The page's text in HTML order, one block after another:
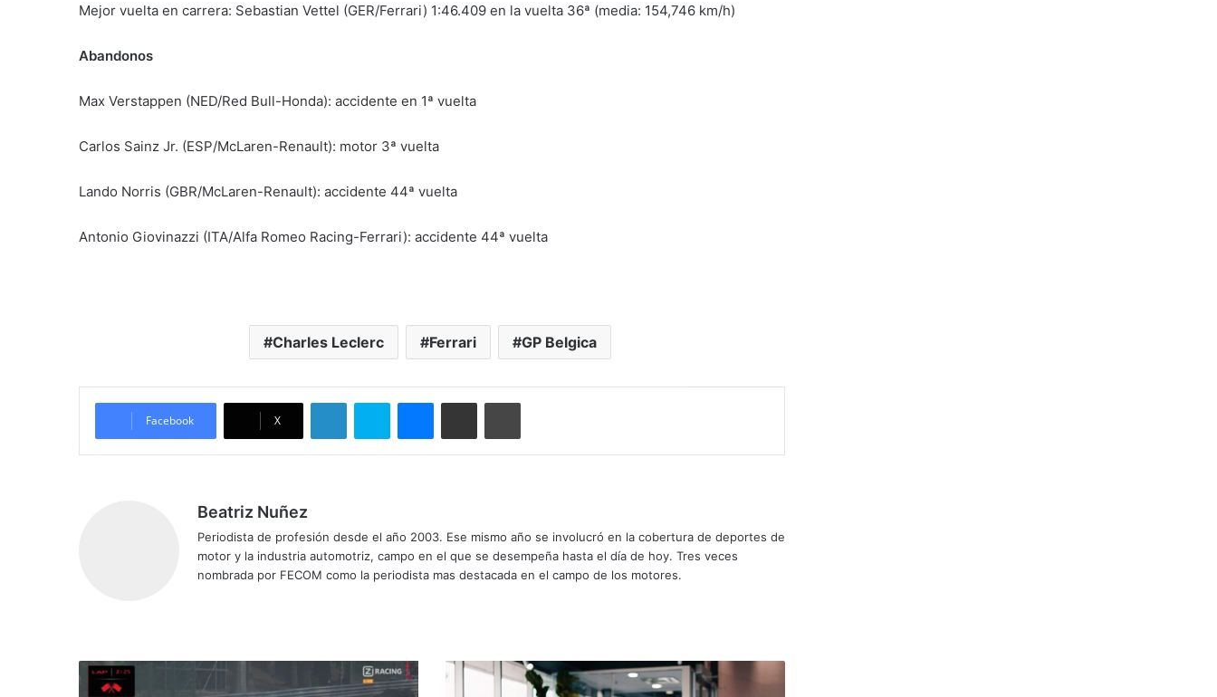
Mejor vuelta en carrera: Sebastian Vettel (GER/Ferrari) 1:46.409 en la vuelta 36ª (media: 154,746 km/h)
Abandonos
Max Verstappen (NED/Red Bull-Honda): accidente en 1ª vuelta
Carlos Sainz Jr. (ESP/McLaren-Renault): motor 3ª vuelta
Lando Norris (GBR/McLaren-Renault): accidente 44ª vuelta
Antonio Giovinazzi (ITA/Alfa Romeo Racing-Ferrari): accidente 44ª vuelta
Charles Leclerc Ferrari GP Belgica
Facebook X
Beatriz Nuñez
Periodista de profesión desde el año 2003. Ese mismo año se involucró en la cobertura de deportes de
motor y la industria automotriz, campo en el que se desempeña hasta el día de hoy. Tres veces
nombrada por FECOM como la periodista mas destacada en el campo de los motores.
M